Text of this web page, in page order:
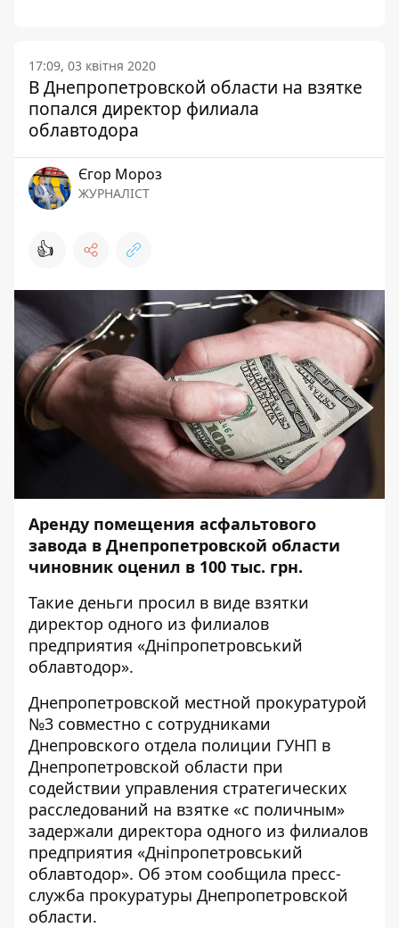
17:09, 03 квітня 2020
В Днепропетровской области на взятке
попался директор филиала
облавтодора
Єгор Мороз
ЖУРНАЛІСТ
👍
Аренду помещения асфальтового
завода в Днепропетровской области
чиновник оценил в 100 тыс. грн.
Такие деньги просил в виде взятки
директор одного из филиалов
предприятия «Дніпропетровський
облавтодор».
Днепропетровской местной прокуратурой
№3 совместно с сотрудниками
Днепровского отдела полиции ГУНП в
Днепропетровской области при
содействии управления стратегических
расследований на взятке «с поличным»
задержали директора одного из филиалов
предприятия «Дніпропетровський
облавтодор». Об этом сообщила пресс-
служба прокуратуры Днепропетровской
области.